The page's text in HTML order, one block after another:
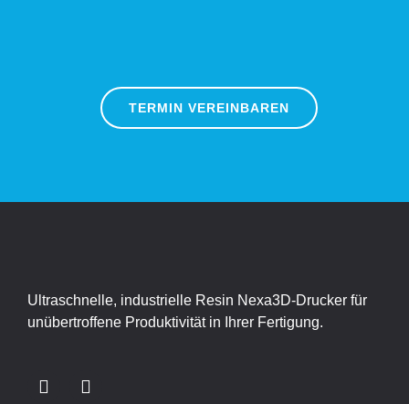
TERMIN VEREINBAREN
Ultraschnelle, industrielle Resin Nexa3D-Drucker für
unübertroffene Produktivität in Ihrer Fertigung.